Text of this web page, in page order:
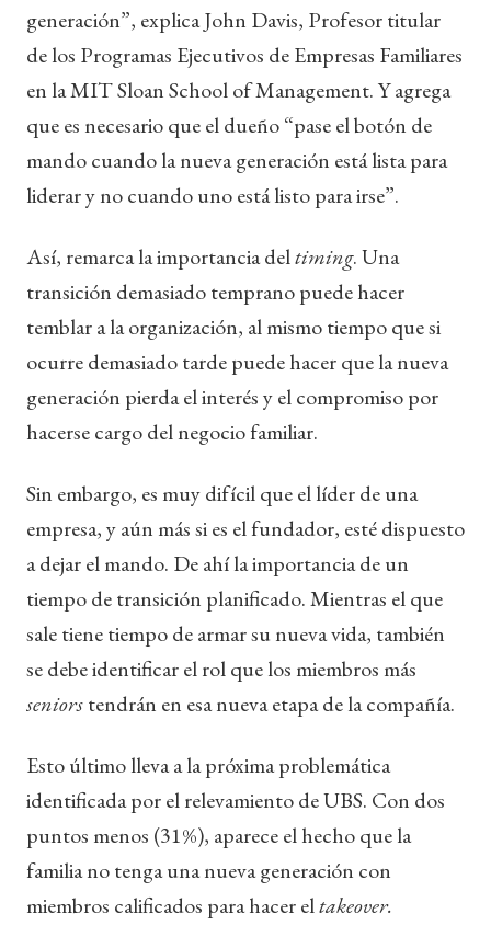
generación”, explica John Davis, Profesor titular
de los Programas Ejecutivos de Empresas Familiares
en la MIT Sloan School of Management. Y agrega
que es necesario que el dueño “pase el botón de
mando cuando la nueva generación está lista para
liderar y no cuando uno está listo para irse”.
Así, remarca la importancia deltiming. Una
transición demasiado temprano puede hacer
temblar a la organización, al mismo tiempo que si
ocurre demasiado tarde puede hacer que la nueva
generación pierda el interés y el compromiso por
hacerse cargo del negocio familiar.
Sin embargo, es muy difícil que el líder de una
empresa, y aún más si es el fundador, esté dispuesto
a dejar el mando. De ahí la importancia de un
tiempo de transición planificado. Mientras el que
sale tiene tiempo de armar su nueva vida, también
se debe identificar el rol que los miembros más
seniorstendrán en esa nueva etapa de la compañía.
Esto último lleva a la próxima problemática
identificada por el relevamiento de UBS. Con dos
puntos menos (31%), aparece el hecho que la
familia no tenga una nueva generación con
miembros calificados para hacer eltakeover.